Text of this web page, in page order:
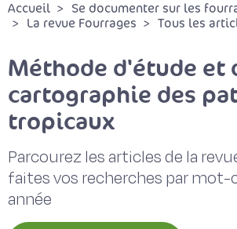
Accueil
Se documenter sur les
La revue Fourrages
Tous les
Méthode d'étude et
cartographie des
tropicaux
Parcourez les articles de la
faites vos recherches par mot-
année